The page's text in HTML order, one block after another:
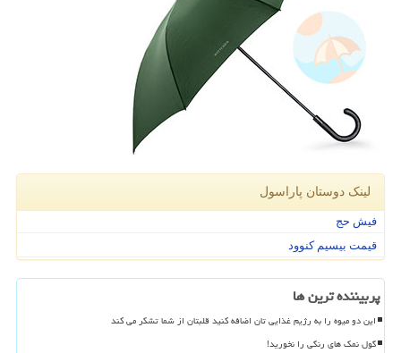
لینک دوستان پاراسول
فیش حج
قیمت بیسیم کنوود
پربیننده ترین ها
این دو میوه را به رژیم غذایی تان اضافه کنید قلبتان از شما تشکر می کند
گول نمک های رنگی را نخورید!